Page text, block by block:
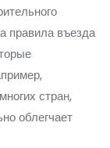
правила въезда
стран,
облегчает